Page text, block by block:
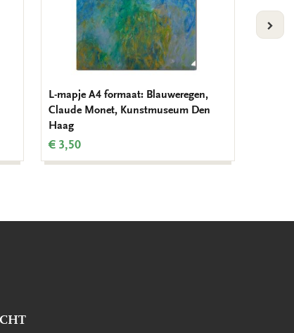
L-mapje A4 formaat: Blauweregen,
Claude Monet, Kunstmuseum Den
Haag
€ 3,50